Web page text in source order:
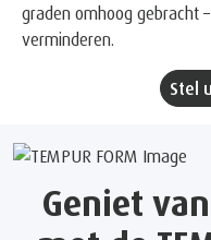
graden omhoog gebracht
verminderen.
Geniet